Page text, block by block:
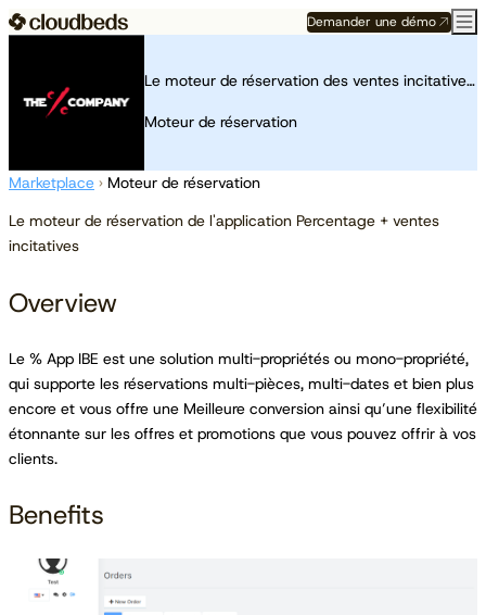
Demander une démo
Le moteur de réservation des ventes incitatives en pourcentage
Moteur de réservation
Marketplace › Moteur de réservation
Le moteur de réservation de l'application Percentage + ventes
incitatives
Overview
Le % App IBE est une solution multi-propriétés ou mono-propriété,
qui supporte les réservations multi-pièces, multi-dates et bien plus
encore et vous offre une Meilleure conversion ainsi qu’une flexibilité
étonnante sur les offres et promotions que vous pouvez offrir à vos
clients.
Benefits